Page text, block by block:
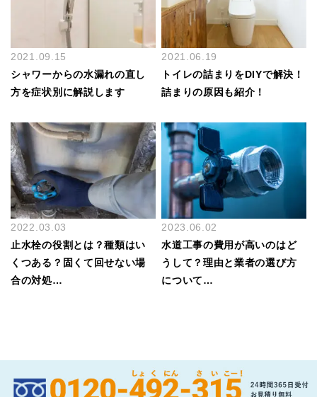
2021.09.15
シャワーからの水漏れの直し
方を症状別に解説します
2021.06.19
トイレの詰まりをDIYで解決！
詰まりの原因も紹介！
2022.03.03
止水栓の役割とは？種類はい
くつある？固くて回せない場
合の対処…
2023.06.02
水道工事の費用が高いのはど
うして？理由と業者の選び方
について…